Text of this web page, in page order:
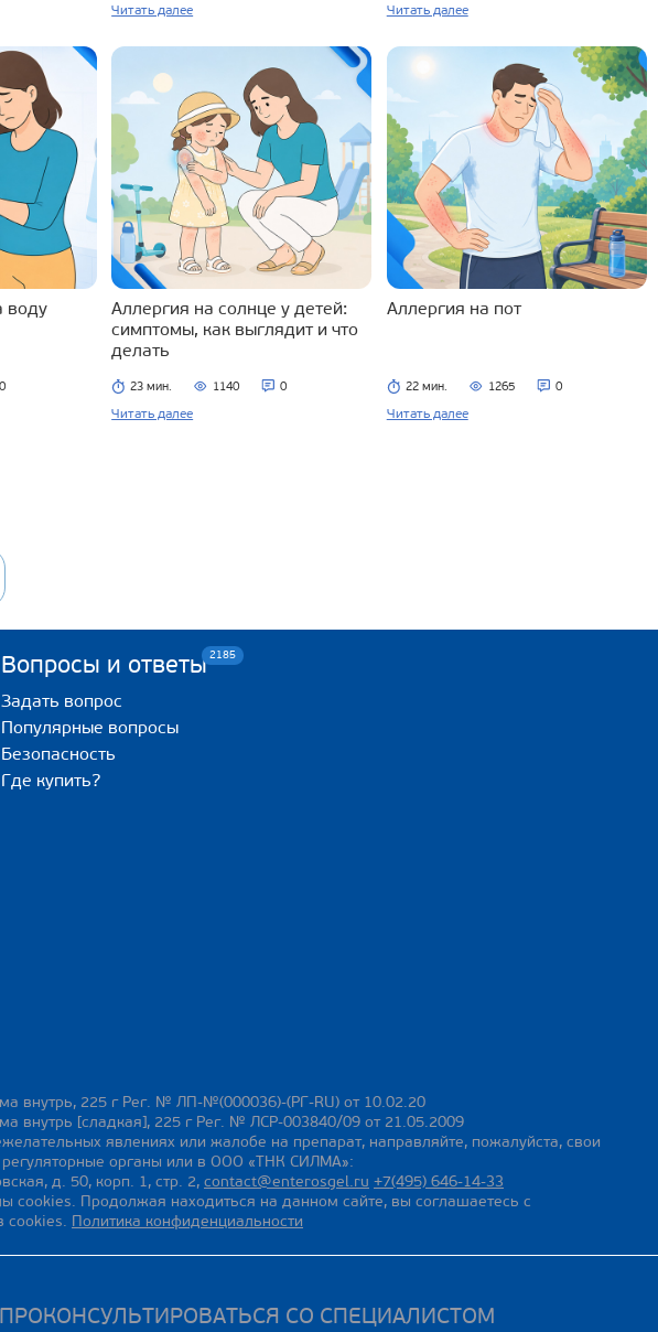
Читать далее Читать далее
воду
0
Аллергия на солнце у детей:
симптомы, как выглядит и что
делать
23 мин. 1140 0
Читать далее
Аллергия на пот
22 мин. 1265 0
Читать далее
Вопросы и ответы2185
Задать вопрос
Популярные вопросы
Безопасность
Где купить?
внутрь, 225 г Рег. № ЛП-№(000036)-(РГ-RU) от 10.02.20
внутрь [сладкая], 225 г Рег. № ЛСР-003840/09 от 21.05.2009
явлениях или жалобе на препарат, направляйте, пожалуйста, свои
регуляторные органы или в ООО «ТНК СИЛМА»:
д. 50, корп. 1, стр. 2, contact@enterosgel.ru +7(495) 646-14-33
cookies. Продолжая находиться на данном сайте, вы соглашаетесь с
cookies. Политика конфиденциальности
СО СПЕЦИАЛИСТОМ